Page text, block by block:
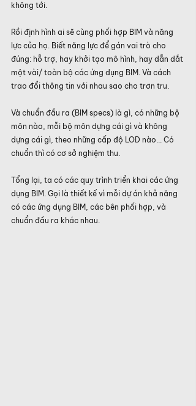
không tới.
Rồi định hình ai sẽ cùng phối hợp BIM và năng
lực của họ. Biết năng lực để gán vai trò cho
đúng: hỗ trợ, hay khởi tạo mô hình, hay dẫn dắt
một vài/ toàn bộ các ứng dụng BIM. Và cách
trao đổi thông tin với nhau sao cho trơn tru.
Và chuẩn đầu ra (BIM specs) là gì, có những bộ
môn nào, mỗi bộ môn dựng cái gì và không
dựng cái gì, theo những cấp độ LOD nào... Có
chuẩn thì có cơ sở nghiệm thu.
Tổng lại, ta có các quy trình triển khai các ứng
dụng BIM. Gọi là thiết kế vì mỗi dự án khả năng
có các ứng dụng BIM, các bên phối hợp, và
chuẩn đầu ra khác nhau.